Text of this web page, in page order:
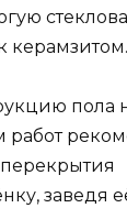
керамзитом.
пола
работ
заведя